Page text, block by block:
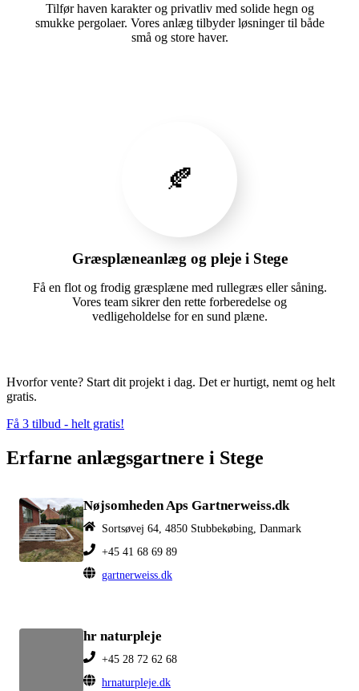
Tilfør haven karakter og privatliv med solide hegn og
smukke pergolaer. Vores anlæg tilbyder løsninger til både
små og store haver.
🍂
Græsplæneanlæg og pleje i Stege
Få en flot og frodig græsplæne med rullegræs eller såning.
Vores team sikrer den rette forberedelse og
vedligeholdelse for en sund plæne.
Hvorfor vente? Start dit projekt i dag. Det er hurtigt, nemt og helt
gratis.
Få 3 tilbud - helt gratis!
Erfarne anlægsgartnere i Stege
Nøjsomheden Aps Gartnerweiss.dk
Sortsøvej 64, 4850 Stubbekøbing, Danmark
+45 41 68 69 89
gartnerweiss.dk
hr naturpleje
+45 28 72 62 68
hrnaturpleje.dk